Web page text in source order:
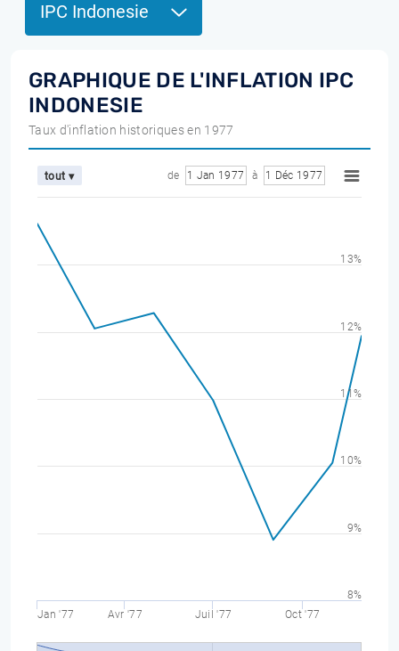
IPC Indonesie
GRAPHIQUE DE L'INFLATION IPC
INDONESIE
Taux d'inflation historiques en 1977
tout ▾ de 1 Jan 1977 à 1 Déc 1977
Jan '77 Avr '77 Juil '77 Oct '77
8%
9%
10%
11%
12%
13%